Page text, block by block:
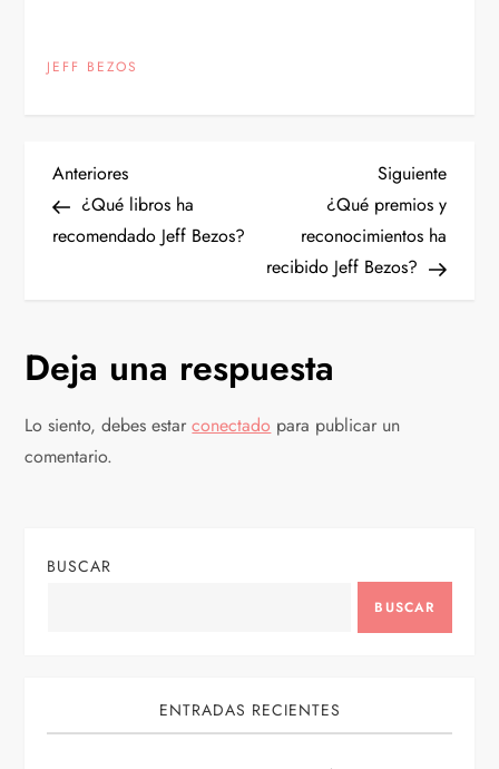
JEFF BEZOS
N
a
e
g
a
i
Entrada
anterior
Anteriores
¿Qué libros ha
recomendado Jeff Bezos?
Siguiente
¿Qué premios y
reconocimientos ha
recibido Jeff Bezos?
Deja una respuesta
Lo siento, debes estarconectado para publicar un
comentario.
BUSCAR
BUSCAR
ENTRADAS RECIENTES